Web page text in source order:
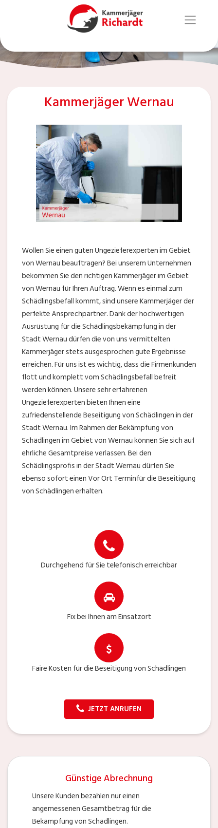
Kammerjäger Wernau
Wollen Sie einen guten Ungezieferexperten im Gebiet
von Wernau beauftragen? Bei unserem Unternehmen
bekommen Sie den richtigen Kammerjäger im Gebiet
von Wernau für Ihren Auftrag. Wenn es einmal zum
Schädlingsbefall kommt, sind unsere Kammerjäger der
perfekte Ansprechpartner. Dank der hochwertigen
Ausrüstung für die Schädlingsbekämpfung in der
Stadt Wernau dürfen die von uns vermittelten
Kammerjäger stets ausgesprochen gute Ergebnisse
erreichen. Für uns ist es wichtig, dass die Firmenkunden
flott und komplett vom Schädlingsbefall befreit
werden können. Unsere sehr erfahrenen
Ungezieferexperten bieten Ihnen eine
zufriedenstellende Beseitigung von Schädlingen in der
Stadt Wernau. Im Rahmen der Bekämpfung von
Schädlingen im Gebiet von Wernau können Sie sich auf
ehrliche Gesamtpreise verlassen. Bei den
Schädlingsprofis in der Stadt Wernau dürfen Sie
ebenso sofort einen Vor Ort Terminfür die Beseitigung
von Schädlingen erhalten.
Durchgehend für Sie telefonisch erreichbar
Fix bei Ihnen am Einsatzort
Faire Kosten für die Beseitigung von Schädlingen
JETZT ANRUFEN
Günstige Abrechnung
Unsere Kunden bezahlen nur einen
angemessenen Gesamtbetrag für die
Bekämpfung von Schädlingen.